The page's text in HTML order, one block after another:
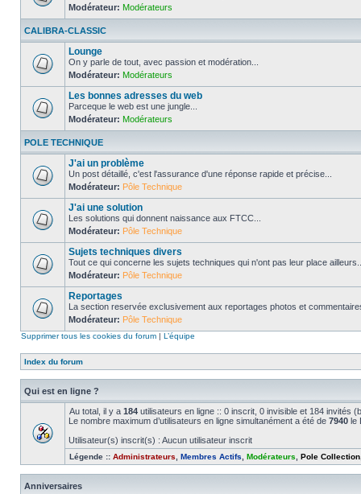
Modérateur: Modérateurs
CALIBRA-CLASSIC
Lounge
On y parle de tout, avec passion et modération...
Modérateur: Modérateurs
Les bonnes adresses du web
Parceque le web est une jungle...
Modérateur: Modérateurs
POLE TECHNIQUE
J'ai un problème
Un post détaillé, c'est l'assurance d'une réponse rapide et précise...
Modérateur: Pôle Technique
J'ai une solution
Les solutions qui donnent naissance aux FTCC...
Modérateur: Pôle Technique
Sujets techniques divers
Tout ce qui concerne les sujets techniques qui n'ont pas leur place
Modérateur: Pôle Technique
Reportages
La section reservée exclusivement aux reportages photos et
Modérateur: Pôle Technique
Supprimer tous les cookies du forum | L’équipe
Index du forum
Qui est en ligne ?
Au total, il y a 184 utilisateurs en ligne :: 0 inscrit, 0 invisible et 184 invités
Le nombre maximum d’utilisateurs en ligne simultanément a été de 7940 le
Utilisateur(s) inscrit(s) : Aucun utilisateur inscrit
Légende :: Administrateurs Membres Actifs Modérateurs Pole Collection
Anniversaires